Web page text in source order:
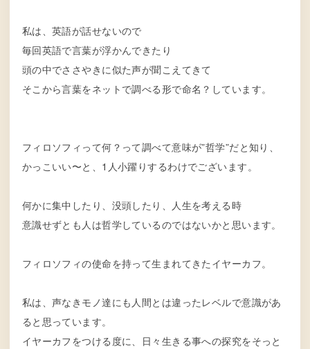
私は、英語が話せないので
毎回英語で言葉が浮かんできたり
頭の中でささやきに似た声が聞こえてきて
そこから言葉をネットで調べる形で命名？しています。
フィロソフィって何？って調べて意味が”哲学”だと知り、
かっこいい〜と、1人小躍りするわけでございます。
何かに集中したり、没頭したり、人生を考える時
意識せずとも人は哲学しているのではないかと思います。
フィロソフィの使命を持って生まれてきたイヤーカフ。
私は、声なきモノ達にも人間とは違ったレベルで意識があ
ると思っています。
イヤーカフをつける度に、日々生きる事への探究をそっと